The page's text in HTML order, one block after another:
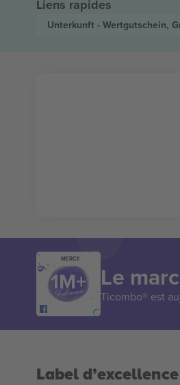
Liens rapides
Unterkunft - Wertgutschein,
MERCI!
Le
Ticombo® est
Label